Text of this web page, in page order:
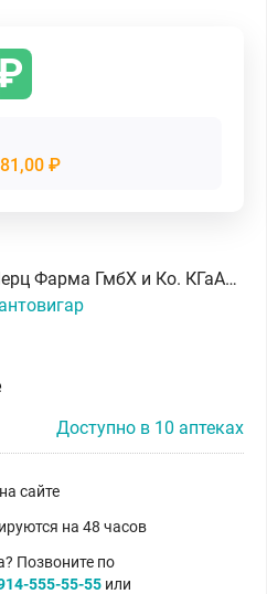
₽
Мерц Фарма ГмбХ и Ко. КГаА/Пр.Космонд а.с.
Доступно в 10 аптеках
сайте
на 48 часов
Позвоните по
555-55-55 или